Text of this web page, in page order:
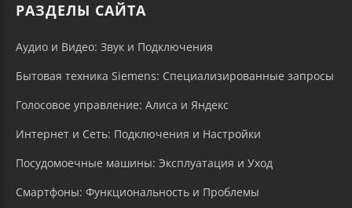
РАЗДЕЛЫ САЙТА
Аудио и Видео: Звук и Подключения
Бытовая техника Siemens: Специализированные запросы
Голосовое управление: Алиса и Яндекс
Интернет и Сеть: Подключения и Настройки
Посудомоечные машины: Эксплуатация и Уход
Смартфоны: Функциональность и Проблемы